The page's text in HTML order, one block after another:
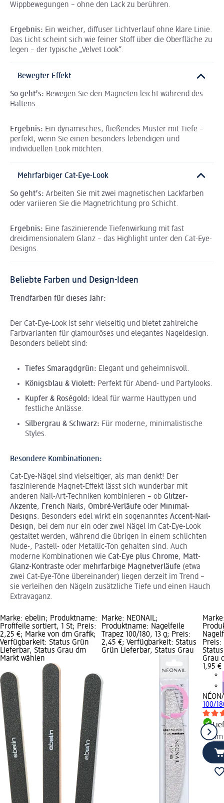
Wippbewegungen – ohne den Lack zu berühren.
Ergebnis: Ein weicher, diffuser Lichtverlauf ohne klare Linie.
Das Licht scheint sich wie feiner Stoff über die Oberfläche zu
legen – der typische „Velvet Look“.
Bewegter Effekt
So geht’s: Bewegen Sie den Magneten leicht während des
Haltens.
Ergebnis: Ein dynamisches, fließendes Muster mit Tiefe –
perfekt, wenn Sie einen besonders lebendigen und
individuellen Look möchten.
Mehrfarbiger Cat-Eye-Look
So geht’s: Arbeiten Sie mit zwei magnetischen Lackfarben
oder variieren Sie die Magnetrichtung pro Schicht.
Ergebnis: Eine faszinierende Tiefenwirkung mit fast
dreidimensionalem Glanz – das Highlight unter den Cat-Eye-
Designs.
Beliebte Farben und Design-Ideen
Trendfarben für dieses Jahr:
Der Cat-Eye-Look ist sehr vielseitig und bietet zahlreiche
Farbvarianten für glamouröses und elegantes Nageldesign.
Besonders beliebt sind:
Tiefes Smaragdgrün: Elegant und geheimnisvoll.
Königsblau & Violett: Perfekt für Abend- und Partylooks.
Kupfer & Roségold: Ideal für warme Hauttypen und
festliche Anlässe.
Silbergrau & Schwarz: Für moderne, minimalistische
Styles.
Besondere Kombinationen:
Cat-Eye-Nägel sind vielseitiger, als man denkt! Der
faszinierende Magnet-Effekt lässt sich wunderbar mit
anderen Nail-Art-Techniken kombinieren – ob Glitzer-
Akzente, French Nails, Ombré-Verläufe oder Minimal-
Designs. Besonders edel wirkt ein sogenanntes Accent-Nail-
Design, bei dem nur ein oder zwei Nägel im Cat-Eye-Look
gestaltet werden, während die übrigen in einem schlichten
Nude-, Pastell- oder Metallic-Ton gehalten sind. Auch
moderne Kombinationen wie Cat-Eye plus Chrome, Matt-
Glanz-Kontraste oder mehrfarbige Magnetverläufe (etwa
zwei Cat-Eye-Töne übereinander) liegen derzeit im Trend –
sie verleihen den Nägeln zusätzliche Tiefe und einen Hauch
Extravaganz.
Marke: ebelin; Produktname:
Profifeile sortiert, 1 St; Preis:
2,25 €; Marke von dm Grafik;
Verfügbarkeit: Status Grün
Lieferbar, Status Grau dm
Markt wählen
Marke: NÉONAIL;
Produktname: Nagelfeile
Trapez 100/180, 13 g; Preis:
2,45 €; Verfügbarkeit: Status
Grün Lieferbar, Status Grau
Preis:
Grau
1,95 €
100/